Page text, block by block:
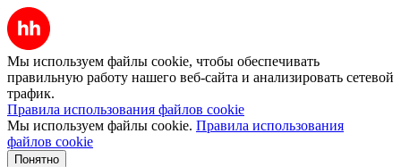
Мы используем файлы cookie, чтобы обеспечивать
правильную работу нашего веб-сайта и анализировать сетевой
трафик.
Правила использования файлов cookie
Мы используем файлы cookie. Правила использования
файлов cookie
Понятно